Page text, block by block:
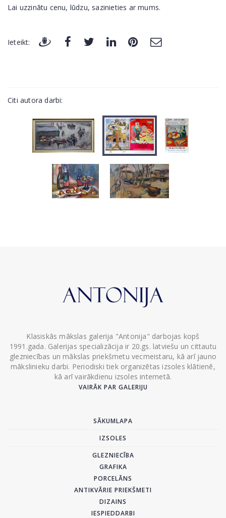
Lai uzzinātu cenu, lūdzu, sazinieties ar mums.
Ieteikt:
Citi autora darbi:
Klasiskās mākslas galerija "Antonija" darbojas kopš
1991.gada. Galerijas specializācija ir 20.gs. latviešu un cittautu
glezniecības un mākslas priekšmetu vecmeistaru, kā arī jauno
mākslinieku darbi. Periodiski tiek organizētas izsoles klātienē,
kā arī vairākdienu izsoles internetā.
VAIRĀK PAR GALERIJU
SĀKUMLAPA
IZSOLES
GLEZNIECĪBA
GRAFIKA
PORCELĀNS
ANTIKVĀRIE PRIEKŠMETI
DIZAINS
IESPIEDDARBI